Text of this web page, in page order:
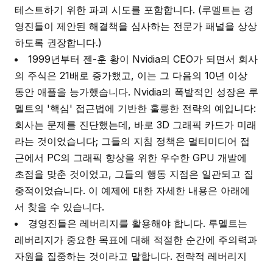
테스트하기 위한 파괴 시도를 포함합니다. (루멜트는 경
영진들이 제안된 해결책을 심사하는 전문가 패널을 상상
하도록 권장합니다.)
1999년부터 젠-훈 황이 Nvidia의 CEO가 되면서 회사
의 주식은 21배로 증가했고, 이는 그 다음의 10년 이상
동안 애플을 능가했습니다. Nvidia의 폭발적인 성장은 루
멜트의 '핵심' 접근법에 기반한 훌륭한 전략의 예입니다:
회사는 문제를 진단했는데, 바로 3D 그래픽 카드가 미래
라는 것이었습니다; 그들의 지침 정책은 멀티미디어 접
근에서 PC의 그래픽 향상을 위한 우수한 GPU 개발에
초점을 맞춘 것이었고, 그들의 행동 지점은 일관되고 집
중적이었습니다. 이 예제에 대한 자세한 내용은 아래에
서 찾을 수 있습니다.
경영진들은 레버리지를 활용해야 합니다. 루멜트는
레버리지가 중요한 목표에 대해 적절한 순간에 주의력과
자원을 집중하는 것이라고 말합니다. 전략적 레버리지